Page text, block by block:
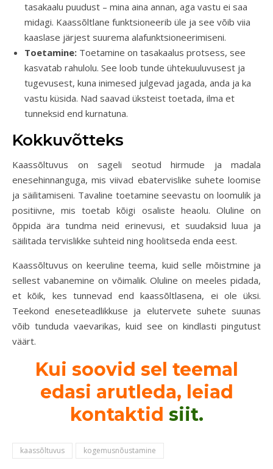
tasakaalu puudust – mina aina annan, aga vastu ei saa
midagi. Kaassõltlane funktsioneerib üle ja see võib viia
kaaslase järjest suurema alafunktsioneerimiseni.
Toetamine: Toetamine on tasakaalus protsess, see
kasvatab rahulolu. See loob tunde ühtekuuluvusest ja
tugevusest, kuna inimesed julgevad jagada, anda ja ka
vastu küsida. Nad saavad üksteist toetada, ilma et
tunneksid end kurnatuna.
Kokkuvõtteks
Kaassõltuvus on sageli seotud hirmude ja madala
enesehinnanguga, mis viivad ebatervislike suhete loomise
ja säilitamiseni. Tavaline toetamine seevastu on loomulik ja
positiivne, mis toetab kõigi osaliste heaolu. Oluline on
õppida ära tundma neid erinevusi, et suudaksid luua ja
säilitada tervislikke suhteid ning hoolitseda enda eest.
Kaassõltuvus on keeruline teema, kuid selle mõistmine ja
sellest vabanemine on võimalik. Oluline on meeles pidada,
et kõik, kes tunnevad end kaassõltlasena, ei ole üksi.
Teekond eneseteadlikkuse ja elutervete suhete suunas
võib tunduda vaevarikas, kuid see on kindlasti pingutust
väärt.
Kui soovid sel teemal
edasi arutleda, leiad
kontaktid siit.
kaassõltuvus kogemusnõustamine